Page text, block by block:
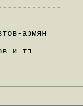
армян
и тп